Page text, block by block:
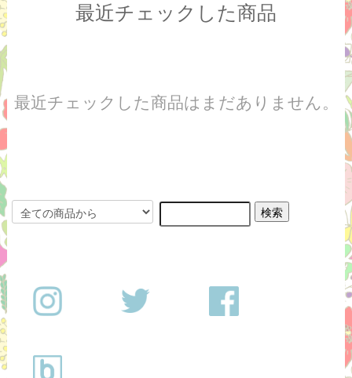
最近チェックした商品
最近チェックした商品はまだありません。